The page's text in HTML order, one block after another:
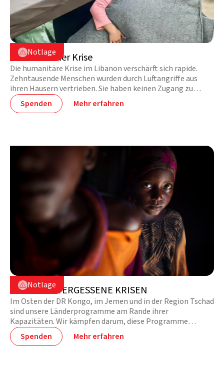
 Notlage
Libanon
Libanon in der Krise
Die humanitäre Krise im Libanon verschärft sich rapide.
Zehntausende Menschen wurden durch Luftangriffe aus
ihren Häusern vertrieben. Sie haben keinen Zugang zu
Unterkünften, Nahrungsmitteln, Wasser und medizinischer
Versorgung. Betroffene benötigen dringend Hilfe.
Spenden Mehr erfahren
 Notlage
NOTHILFE VERGESSENE KRISEN
Im Osten der DR Kongo, im Jemen und in der Region Tschad
sind unsere Länderprogramme am Rande ihrer
Kapazitäten. Wir kämpfen darum, diese Programme
aufrecht zu erhalten.
Spenden Mehr erfahren